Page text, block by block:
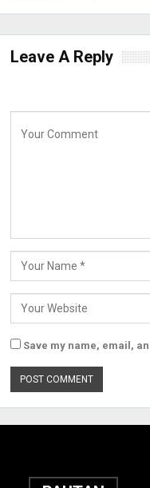
Leave A Reply
Save my name, email,